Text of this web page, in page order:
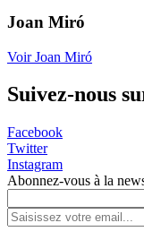
Joan Miró
Voir Joan Miró
Suivez-nous
Facebook
Twitter
Instagram
Abonnez-vous à la